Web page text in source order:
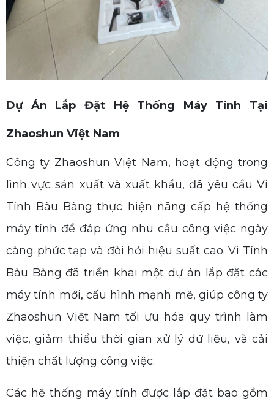
Dự Án Lắp Đặt Hệ Thống Máy Tính Tại
Zhaoshun Việt Nam
Công ty Zhaoshun Việt Nam, hoạt động trong
lĩnh vực sản xuất và xuất khẩu, đã yêu cầu Vi
Tính Bàu Bàng thực hiện nâng cấp hệ thống
máy tính để đáp ứng nhu cầu công việc ngày
càng phức tạp và đòi hỏi hiệu suất cao. Vi Tính
Bàu Bàng đã triển khai một dự án lắp đặt các
máy tính mới, cấu hình mạnh mẽ, giúp công ty
Zhaoshun Việt Nam tối ưu hóa quy trình làm
việc, giảm thiểu thời gian xử lý dữ liệu, và cải
thiện chất lượng công việc.
Các hệ thống máy tính được lắp đặt bao gồm